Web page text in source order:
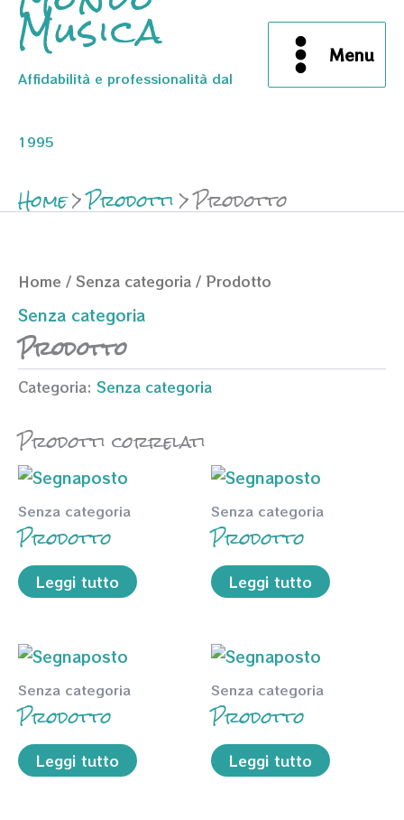
Musica
Affidabilità e professionalità dal
1995
Menu
Home Prodotti Prodotto
Home / Senza categoria / Prodotto
Senza categoria
Prodotto
Categoria: Senza categoria
Prodotti correlati
Senza categoria
Prodotto
Leggi tutto
Senza categoria
Prodotto
Leggi tutto
Senza categoria
Prodotto
Leggi tutto
Senza categoria
Prodotto
Leggi tutto